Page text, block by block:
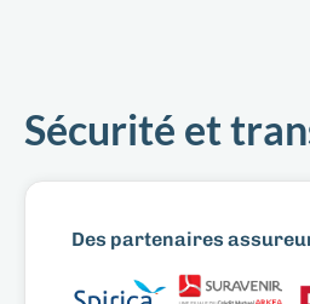
Sécurité et
Des partenaires